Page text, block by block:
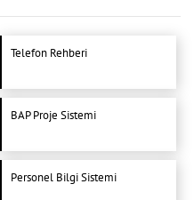
Telefon Rehberi
BAP Proje Sistemi
Personel Bilgi Sistemi